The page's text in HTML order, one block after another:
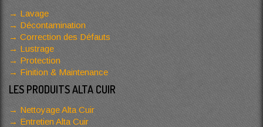
Lavage
Décontamination
Correction des Défauts
Lustrage
Protection
Finition & Maintenance
LES PRODUITS ALTA CUIR
Nettoyage Alta Cuir
Entretien Alta Cuir